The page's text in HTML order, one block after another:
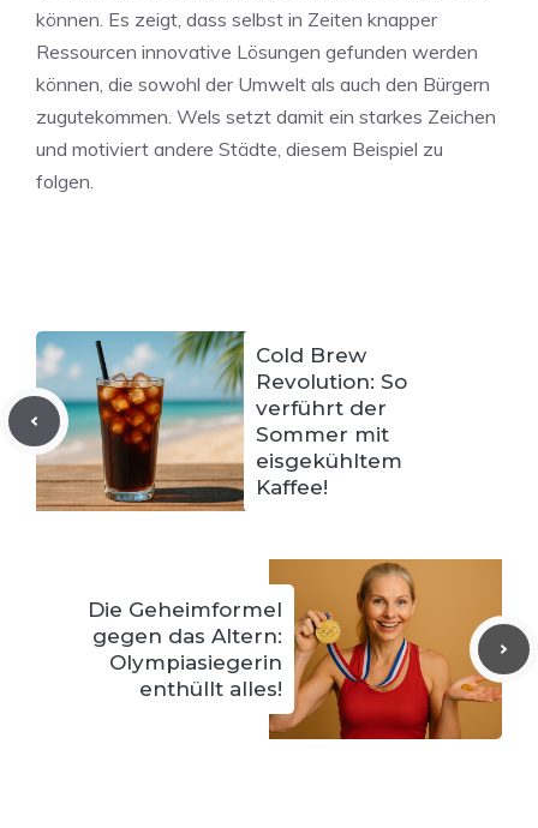
können. Es zeigt, dass selbst in Zeiten knapper
Ressourcen innovative Lösungen gefunden werden
können, die sowohl der Umwelt als auch den Bürgern
zugutekommen. Wels setzt damit ein starkes Zeichen
und motiviert andere Städte, diesem Beispiel zu
folgen.
Cold Brew
Revolution: So
verführt der
Sommer mit
eisgekühltem
Kaffee!
Die Geheimformel
gegen das Altern:
Olympiasiegerin
enthüllt alles!